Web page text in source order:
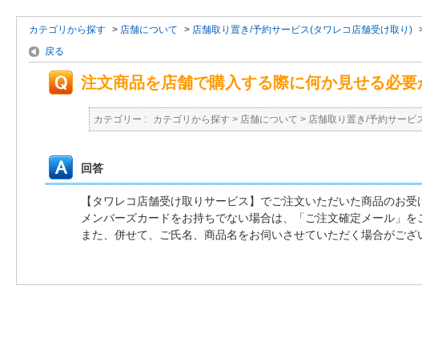
カテゴリから探す > 店舗について > 店舗取り置き/予約サービス(タワレコ店舗受け取り)
戻る
注文商品を店舗で購入する際に何か見せる必要
カテゴリー : カテゴリから探す > 店舗について > 店舗取り置き/予約サービ
回答
【タワレコ店舗受け取りサービス】でご注文いただいた商品のお
メンバーズカードをお持ちでない場合は、「ご注文確定メール」を
また、併せて、ご氏名、商品名をお伺いさせていただく場合がござ